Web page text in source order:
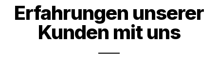
Erfahrungen unserer
Kunden mit uns